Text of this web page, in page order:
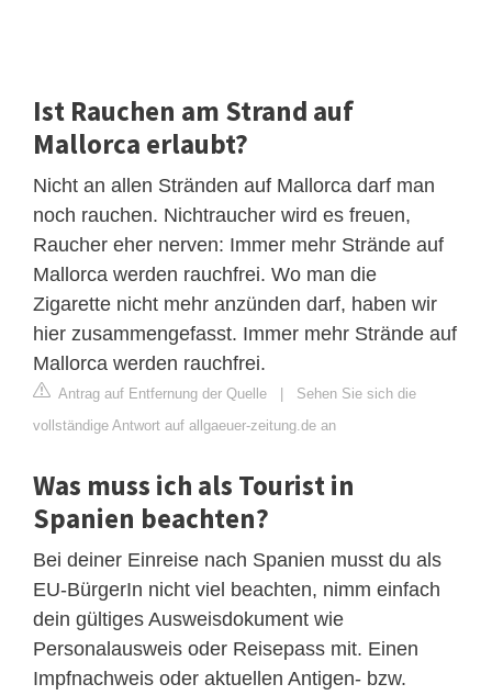
Ist Rauchen am Strand auf
Mallorca erlaubt?
Nicht an allen Stränden auf Mallorca darf man
noch rauchen. Nichtraucher wird es freuen,
Raucher eher nerven: Immer mehr Strände auf
Mallorca werden rauchfrei. Wo man die
Zigarette nicht mehr anzünden darf, haben wir
hier zusammengefasst. Immer mehr Strände auf
Mallorca werden rauchfrei.
Antrag auf Entfernung der Quelle | Sehen Sie sich die
vollständige Antwort auf allgaeuer-zeitung.de an
Was muss ich als Tourist in
Spanien beachten?
Bei deiner Einreise nach Spanien musst du als
EU-BürgerIn nicht viel beachten, nimm einfach
dein gültiges Ausweisdokument wie
Personalausweis oder Reisepass mit. Einen
Impfnachweis oder aktuellen Antigen- bzw.